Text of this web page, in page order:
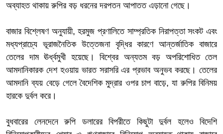
অব্যাহত থাকায় রুপির বড় ধরনের দরপতন আপাতত এড়ানো গেছে।
বাজার বিশ্লেষণ অনুযায়ী, হরমুজ প্রণালিতে সাম্প্রতিক নিরাপত্তা সংকট এবং
মধ্যপ্রাচ্যে ভূরাজনৈতিক উত্তেজনা বৃদ্ধির কারণে আন্তর্জাতিক বাজারে
তেলের দাম ঊর্ধ্বমুখী হয়েছে। বিশ্বের অন্যতম বড় অপরিশোধিত তেল
আমদানিকারক দেশ হওয়ায় ভারত সরাসরি এর প্রভাব অনুভব করছে। তেলের
আমদানি ব্যয় বেড়ে গেলে বৈদেশিক মুদ্রার ওপর চাপ বাড়ে, যা রুপির বিনিময়
হারকে দুর্বল করে।
বুধবারের লেনদেনে রুপি ডলারের বিপরীতে কিছুটা দুর্বল হলেও বিদেশি